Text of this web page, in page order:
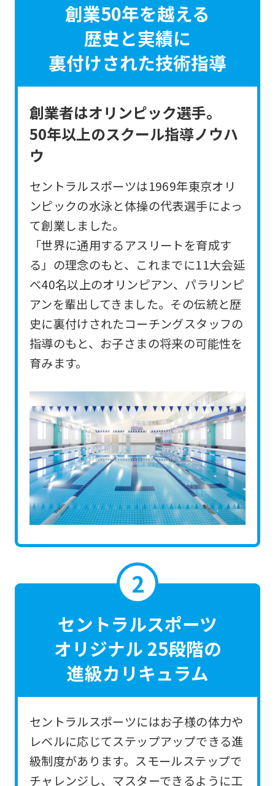
創業50年を越える
歴史と実績に
裏付けされた技術指導
創業者はオリンピック選手。
50年以上のスクール指導ノウハ
ウ
セントラルスポーツは1969年東京オリ
ンピックの水泳と体操の代表選手によっ
て創業しました。
「世界に通用するアスリートを育成す
る」の理念のもと、これまでに11大会延
べ40名以上のオリンピアン、パラリンピ
アンを輩出してきました。その伝統と歴
史に裏付けされたコーチングスタッフの
指導のもと、お子さまの将来の可能性を
育みます。
セントラルスポーツ
オリジナル 25段階の
進級カリキュラム
セントラルスポーツにはお子様の体力や
レベルに応じてステップアップできる進
級制度があります。スモールステップで
チャレンジし、マスターできるように工
For
foreigners
Central
Sports
is
automatically
translated
into
English.
Click
the
(start
automatic
translation)
to
return
to
the
page.
However,
if